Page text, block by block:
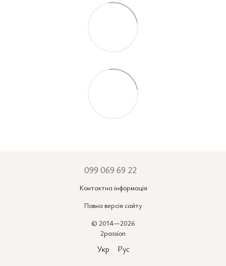
099 069 69 22
Контактна інформація
Повна версія сайту
© 2014—2026
2passion
Укр Рус